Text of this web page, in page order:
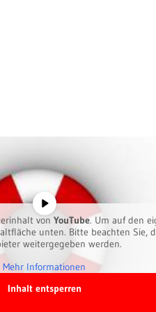
von YouTube. Um auf den
unten. Bitte beachten Sie,
weitergegeben werden.
Mehr Informationen
Inhalt entsperren